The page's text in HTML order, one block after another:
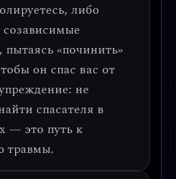
либо
созависимые
«починить»
он спас вас от
не
спасателя в
— это путь к
травмы.